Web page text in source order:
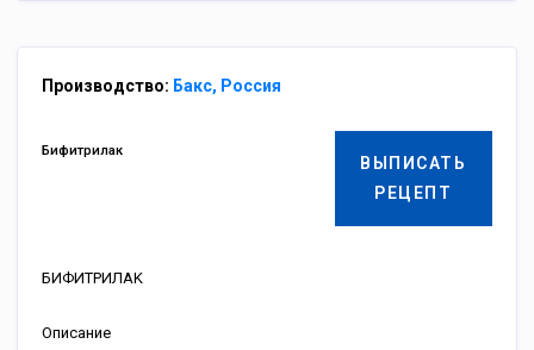
Производство: Бакс, Россия
ВЫПИСАТЬ
РЕЦЕПТ
Бифитрилак
БИФИTPИЛAK
Описание